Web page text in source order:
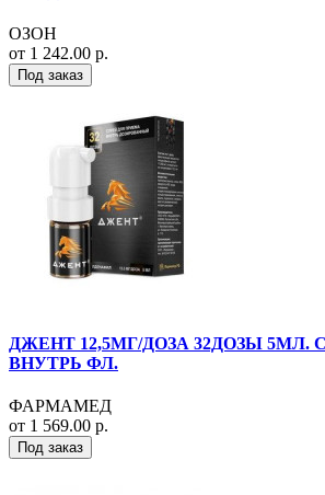
ОЗОН
от 1 242.00 р.
Под заказ
ДЖЕНТ 12,5МГ/ДОЗА 32ДОЗЫ 5МЛ.
ВНУТРЬ ФЛ.
ФАРМАМЕД
от 1 569.00 р.
Под заказ